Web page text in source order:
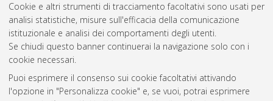
Cookie e altri strumenti di tracciamento facoltativi sono usati per
analisi statistiche, misure sull'efficacia della comunicazione
istituzionale e analisi dei comportamenti degli utenti.
Se chiudi questo banner continuerai la navigazione solo con i
cookie necessari.
Puoi esprimere il consenso sui cookie facoltativi attivando
l'opzione in "Personalizza cookie" e, se vuoi, potrai esprimere
Gestione del documento:
Atom
Rss 1.0